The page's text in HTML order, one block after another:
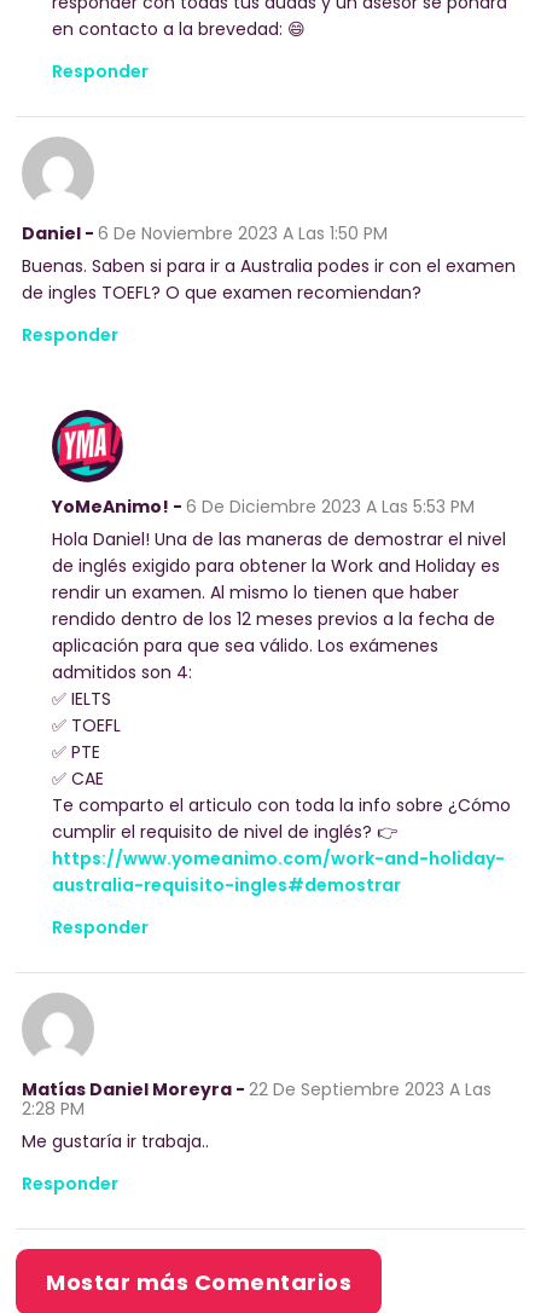
en contacto a la brevedad: 😄
Responder
Daniel - 6 De Noviembre 2023 A Las 1:50 PM
Buenas. Saben si para ir a Australia podes ir con el examen
de ingles TOEFL? O que examen recomiendan?
Responder
YoMeAnimo! - 6 De Diciembre 2023 A Las 5:53 PM
Hola Daniel! Una de las maneras de demostrar el nivel
de inglés exigido para obtener la Work and Holiday es
rendir un examen. Al mismo lo tienen que haber
rendido dentro de los 12 meses previos a la fecha de
aplicación para que sea válido. Los exámenes
admitidos son 4:
✅ IELTS
✅ TOEFL
✅ PTE
✅ CAE
Te comparto el articulo con toda la info sobre ¿Cómo
cumplir el requisito de nivel de inglés? 👉
https://www.yomeanimo.com/work-and-holiday-
australia-requisito-ingles#demostrar
Responder
Matías Daniel Moreyra - 22 De Septiembre 2023 A Las
2:28 PM
Me gustaría ir trabaja..
Responder
Mostar más Comentarios